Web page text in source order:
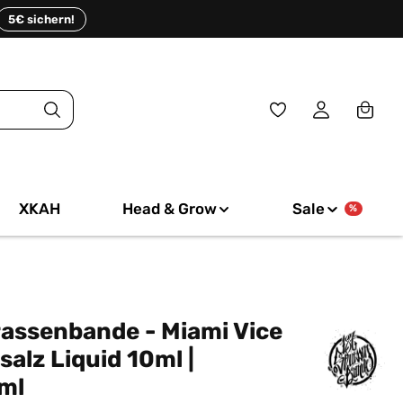
5€ sichern!
XKAH Head & Grow Sale %
- Miami Vice
Liquid 10ml |